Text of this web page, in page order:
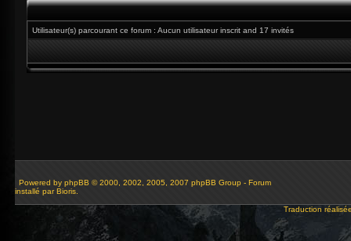
Utilisateur(s) parcourant ce forum : Aucun utilisateur inscrit and 17 invités
Powered by phpBB © 2000, 2002, 2005, 2007 phpBB Group - Forum
installé par Bioris.
Traduction